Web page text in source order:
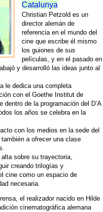
Catalunya
Christian Petzold es un
director alemán de
referencia en el mundo del
cine que escribe él mismo
los guiones de sus
películas, y en el pasado en
y desarrolló las ideas junto al
le dedica una completa
con el Goethe Institut de
dentro de la programación del D’A
los años se celebra en la
con los medios en la sede del
a ofrecer una clase
sobre su trayectoria,
creando trilogías y
cine como un espacio de
necesaria.
el realizador nacido en Hilde
cinematográfica alemana